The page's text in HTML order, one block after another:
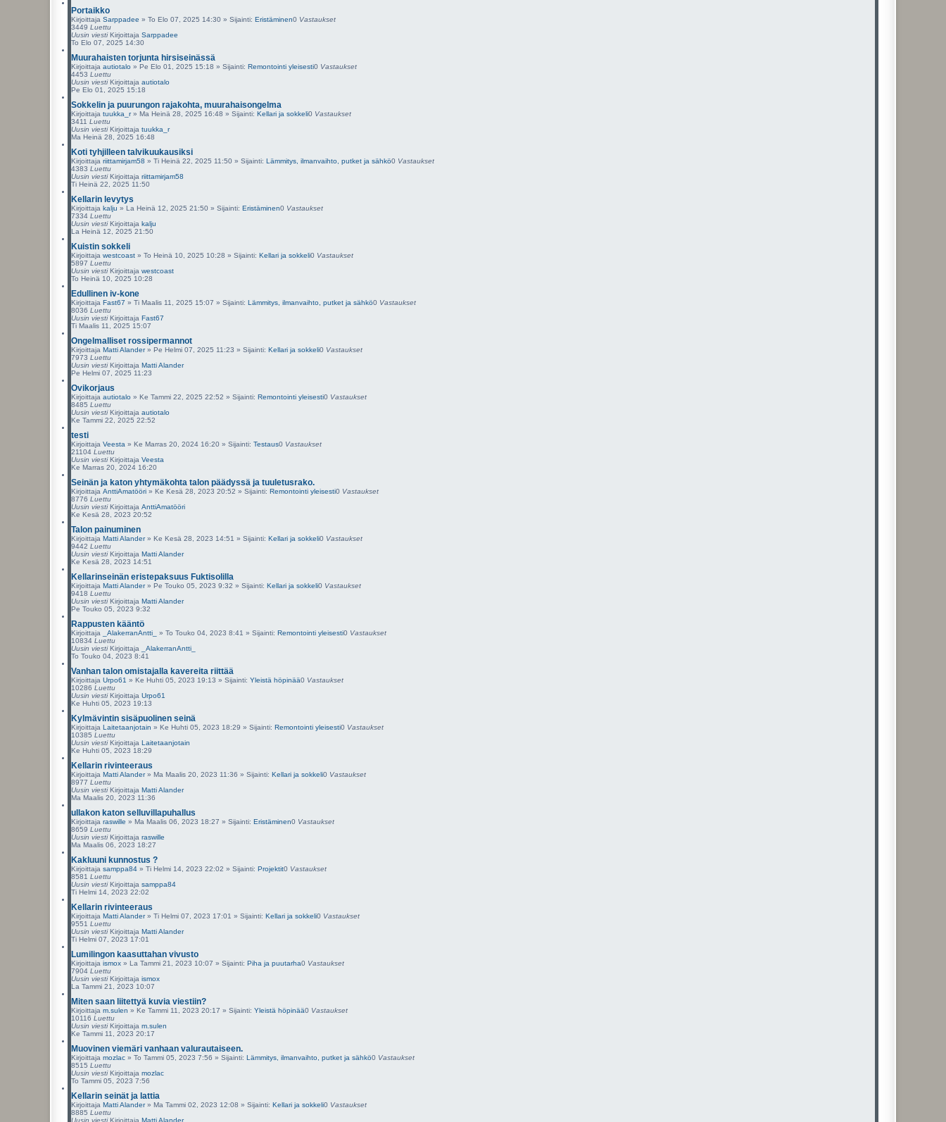
Portaikko
Kirjoittaja Sarppadee » To Elo 07, 2025 14:30 » Sijainti: Eristäminen0 Vastaukset
3449 Luettu
Uusin viestiKirjoittaja Sarppadee
To Elo 07, 2025 14:30
Muurahaisten torjunta hirsiseinässä
Kirjoittaja autiotalo » Pe Elo 01, 2025 15:18 » Sijainti: Remontointi yleisesti0 Vastaukset
4453 Luettu
Uusin viestiKirjoittaja autiotalo
Pe Elo 01, 2025 15:18
Sokkelin ja puurungon rajakohta, muurahaisongelma
Kirjoittaja tuukka_r» Ma Heinä 28, 2025 16:48 » Sijainti: Kellari ja sokkeli0 Vastaukset
3411 Luettu
Uusin viestiKirjoittaja tuukka_r
Ma Heinä 28, 2025 16:48
Koti tyhjilleen talvikuukausiksi
Kirjoittaja riittamirjam58 » Ti Heinä 22, 2025 11:50 » Sijainti: Lämmitys, ilmanvaihto, putket ja sähkö0 Vastaukset
4383 Luettu
Uusin viestiKirjoittaja riittamirjam58
Ti Heinä 22, 2025 11:50
Kellarin levytys
Kirjoittaja kalju » La Heinä 12, 2025 21:50 » Sijainti: Eristäminen0 Vastaukset
7334 Luettu
Uusin viestiKirjoittaja kalju
La Heinä 12, 2025 21:50
Kuistin sokkeli
Kirjoittaja westcoast » To Heinä 10, 2025 10:28 » Sijainti: Kellari ja sokkeli0 Vastaukset
5897 Luettu
Uusin viestiKirjoittaja westcoast
To Heinä 10, 2025 10:28
Edullinen iv-kone
Kirjoittaja Fast67 » Ti Maalis 11, 2025 15:07 » Sijainti: Lämmitys, ilmanvaihto, putket ja sähkö0 Vastaukset
8036 Luettu
Uusin viestiKirjoittaja Fast67
Ti Maalis 11, 2025 15:07
Ongelmalliset rossipermannot
Kirjoittaja Matti Alander» Pe Helmi 07, 2025 11:23 » Sijainti: Kellari ja sokkeli0 Vastaukset
7973 Luettu
Uusin viestiKirjoittaja Matti Alander
Pe Helmi 07, 2025 11:23
Ovikorjaus
Kirjoittaja autiotalo » Ke Tammi 22, 2025 22:52 » Sijainti: Remontointi yleisesti0 Vastaukset
8485 Luettu
Uusin viestiKirjoittaja autiotalo
Ke Tammi 22, 2025 22:52
testi
Kirjoittaja Veesta » Ke Marras 20, 2024 16:20 » Sijainti: Testaus0 Vastaukset
21104 Luettu
Uusin viestiKirjoittaja Veesta
Ke Marras 20, 2024 16:20
Seinän ja katon yhtymäkohta talon päädyssä ja tuuletusrako.
Kirjoittaja AnttiAmatööri » Ke Kesä 28, 2023 20:52 » Sijainti: Remontointi yleisesti0 Vastaukset
8776 Luettu
Uusin viestiKirjoittaja AnttiAmatööri
Ke Kesä 28, 2023 20:52
Talon painuminen
Kirjoittaja Matti Alander» Ke Kesä 28, 2023 14:51 » Sijainti: Kellari ja sokkeli0 Vastaukset
9442 Luettu
Uusin viestiKirjoittaja Matti Alander
Ke Kesä 28, 2023 14:51
Kellarinseinän eristepaksuus Fuktisolilla
Kirjoittaja Matti Alander» Pe Touko 05, 2023 9:32 » Sijainti: Kellari ja sokkeli0 Vastaukset
9418 Luettu
Uusin viestiKirjoittaja Matti Alander
Pe Touko 05, 2023 9:32
Rappusten kääntö
Kirjoittaja _AlakerranAntti_ » To Touko 04, 2023 8:41 » Sijainti: Remontointi yleisesti0 Vastaukset
10834 Luettu
Uusin viestiKirjoittaja
_AlakerranAntti_
To Touko 04, 2023 8:41
Vanhan talon omistajalla kavereita riittää
Kirjoittaja Urpo61 » Ke Huhti 05, 2023 19:13 » Sijainti: Yleistä höpinää0 Vastaukset
10286 Luettu
Uusin viestiKirjoittaja Urpo61
Ke Huhti 05, 2023 19:13
Kylmävintin sisäpuolinen seinä
Kirjoittaja Laitetaanjotain » Ke Huhti 05, 2023 18:29 » Sijainti: Remontointi yleisesti0 Vastaukset
10385 Luettu
Uusin viestiKirjoittaja Laitetaanjotain
Ke Huhti 05, 2023 18:29
Kellarin rivinteeraus
Kirjoittaja Matti Alander» Ma Maalis 20, 2023 11:36 » Sijainti: Kellari ja sokkeli0 Vastaukset
8977 Luettu
Uusin viestiKirjoittaja Matti Alander
Ma Maalis 20, 2023 11:36
ullakon katon selluvillapuhallus
Kirjoittaja raswille » Ma Maalis 06, 2023 18:27 » Sijainti: Eristäminen0 Vastaukset
8659 Luettu
Uusin viestiKirjoittaja raswille
Ma Maalis 06, 2023 18:27
Kakluuni kunnostus ?
Kirjoittaja samppa84 » Ti Helmi 14, 2023 22:02 » Sijainti: Projektit0 Vastaukset
8581 Luettu
Uusin viestiKirjoittaja samppa84
Ti Helmi 14, 2023 22:02
Kellarin rivinteeraus
Kirjoittaja Matti Alander» Ti Helmi 07, 2023 17:01 » Sijainti: Kellari ja sokkeli0 Vastaukset
9551 Luettu
Uusin viestiKirjoittaja Matti Alander
Ti Helmi 07, 2023 17:01
Lumilingon kaasuttahan vivusto
Kirjoittaja ismox » La Tammi 21, 2023 10:07 » Sijainti: Piha ja puutarha0 Vastaukset
7904 Luettu
Uusin viestiKirjoittaja ismox
La Tammi 21, 2023 10:07
Miten saan liitettyä kuvia viestiin?
Kirjoittaja m.sulen » Ke Tammi 11, 2023 20:17 » Sijainti: Yleistä höpinää0 Vastaukset
10116 Luettu
Uusin viestiKirjoittaja m.sulen
Ke Tammi 11, 2023 20:17
Muovinen viemäri vanhaan valurautaiseen.
Kirjoittaja mozlac » To Tammi 05, 2023 7:56 » Sijainti: Lämmitys, ilmanvaihto, putket ja sähkö0 Vastaukset
8515 Luettu
Uusin viestiKirjoittaja mozlac
To Tammi 05, 2023 7:56
Kellarin seinät ja lattia
Kirjoittaja Matti Alander» Ma Tammi 02, 2023 12:08 » Sijainti: Kellari ja sokkeli0 Vastaukset
8885 Luettu
Uusin viestiKirjoittaja Matti Alander